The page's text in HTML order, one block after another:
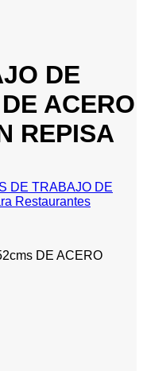
DE
ACERO
REPISA
DE TRABAJO DE
Restaurantes
DE ACERO